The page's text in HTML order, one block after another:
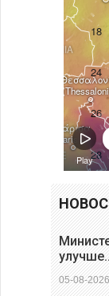
05-08-